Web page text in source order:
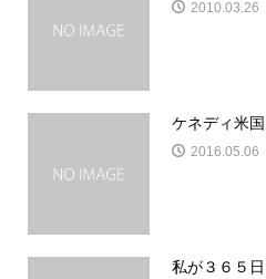
2010.03.26
ケネディ米
2016.05.06
私が３６５